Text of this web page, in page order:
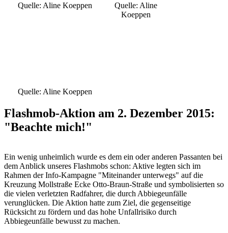
Quelle: Aline Koeppen
Quelle: Aline
Koeppen
Quelle: Aline Koeppen
Flashmob-Aktion am 2. Dezember 2015:
"Beachte mich!"
Ein wenig unheimlich wurde es dem ein oder anderen Passanten bei
dem Anblick unseres Flashmobs schon: Aktive legten sich im
Rahmen der Info-Kampagne "Miteinander unterwegs" auf die
Kreuzung Mollstraße Ecke Otto-Braun-Straße und symbolisierten so
die vielen verletzten Radfahrer, die durch Abbiegeunfälle
verunglücken. Die Aktion hatte zum Ziel, die gegenseitige
Rücksicht zu fördern und das hohe Unfallrisiko durch
Abbiegeunfälle bewusst zu machen.